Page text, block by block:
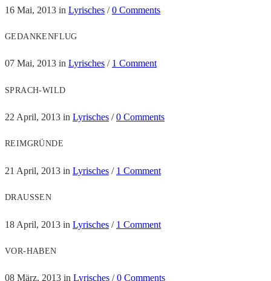
16 Mai, 2013 in Lyrisches /0 Comments
GEDANKENFLUG
07 Mai, 2013 in Lyrisches / 1 Comment
SPRACH-WILD
22 April, 2013 in Lyrisches /0 Comments
REIMGRÜNDE
21 April, 2013 in Lyrisches / 1 Comment
DRAUSSEN
18 April, 2013 in Lyrisches / 1 Comment
VOR-HABEN
08 März, 2013 in Lyrisches /0 Comments